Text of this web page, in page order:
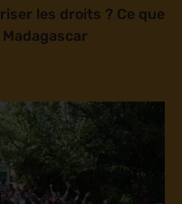
les droits ? Ce que